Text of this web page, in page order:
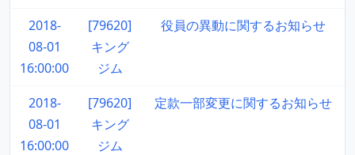
2018-
08-01
16:00:00
[79620]
キング
ジム
役員の異動に関するお知らせ
2018-
08-01
16:00:00
[79620]
キング
ジム
定款一部変更に関するお知らせ